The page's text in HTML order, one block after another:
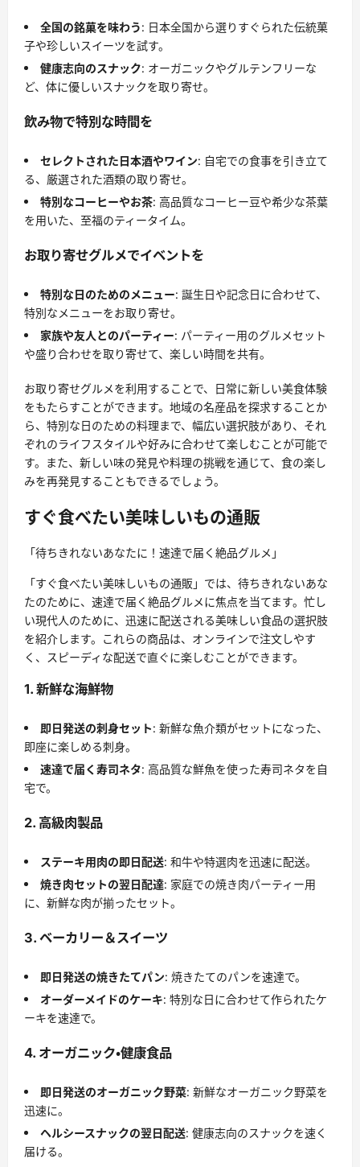
全国の銘菓を味わう: 日本全国から選りすぐられた伝統菓
子や珍しいスイーツを試す。
健康志向のスナック: オーガニックやグルテンフリーな
ど、体に優しいスナックを取り寄せ。
飲み物で特別な時間を
セレクトされた日本酒やワイン: 自宅での食事を引き立て
る、厳選された酒類の取り寄せ。
特別なコーヒーやお茶: 高品質なコーヒー豆や希少な茶葉
を用いた、至福のティータイム。
お取り寄せグルメでイベントを
特別な日のためのメニュー: 誕生日や記念日に合わせて、
特別なメニューをお取り寄せ。
家族や友人とのパーティー: パーティー用のグルメセット
や盛り合わせを取り寄せて、楽しい時間を共有。
お取り寄せグルメを利用することで、日常に新しい美食体験
をもたらすことができます。地域の名産品を探求することか
ら、特別な日のための料理まで、幅広い選択肢があり、それ
ぞれのライフスタイルや好みに合わせて楽しむことが可能で
す。また、新しい味の発見や料理の挑戦を通じて、食の楽し
みを再発見することもできるでしょう。
すぐ食べたい美味しいもの通販
「待ちきれないあなたに！速達で届く絶品グルメ」
「すぐ食べたい美味しいもの通販」では、待ちきれないあな
たのために、速達で届く絶品グルメに焦点を当てます。忙し
い現代人のために、迅速に配送される美味しい食品の選択肢
を紹介します。これらの商品は、オンラインで注文しやす
く、スピーディな配送で直ぐに楽しむことができます。
1. 新鮮な海鮮物
即日発送の刺身セット: 新鮮な魚介類がセットになった、
即座に楽しめる刺身。
速達で届く寿司ネタ: 高品質な鮮魚を使った寿司ネタを自
宅で。
2. 高級肉製品
ステーキ用肉の即日配送: 和牛や特選肉を迅速に配送。
焼き肉セットの翌日配達: 家庭での焼き肉パーティー用
に、新鮮な肉が揃ったセット。
3. ベーカリー＆スイーツ
即日発送の焼きたてパン: 焼きたてのパンを速達で。
オーダーメイドのケーキ: 特別な日に合わせて作られたケ
ーキを速達で。
4. オーガニック・健康食品
即日発送のオーガニック野菜: 新鮮なオーガニック野菜を
迅速に。
ヘルシースナックの翌日配送: 健康志向のスナックを速く
届ける。